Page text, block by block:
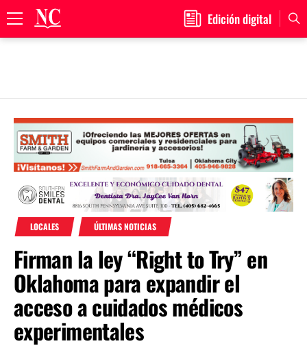
content
Edición digital
LOCALES ÚLTIMAS NOTICIAS
Firman la ley “Right to Try” en
Oklahoma para expandir el
acceso a cuidados médicos
experimentales